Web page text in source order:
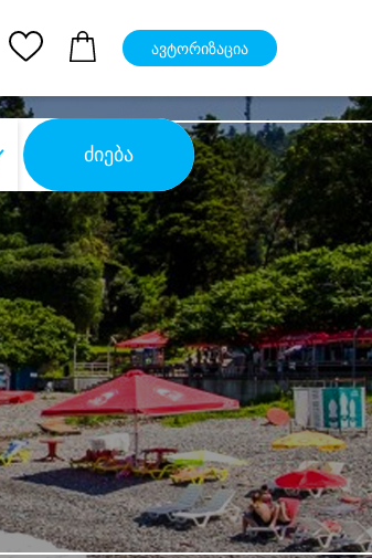
ავტორიზაცია
ძიება
დანაზოგით